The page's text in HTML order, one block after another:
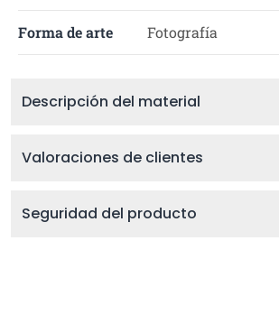
Forma de arte Fotografía
Descripción del material
Valoraciones de clientes
Seguridad del producto